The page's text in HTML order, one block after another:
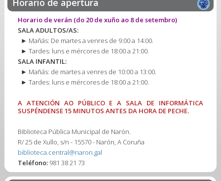
Horario de apertura
Horario de verán (do 20 de xuño ao 8 de setembro)
SALA ADULTOS/AS:
► Mañás: De martes a venres de 9:00 a 14:00.
► Tardes: luns e mércores de 18:00 a 21:00.
SALA INFANTIL:
► Mañás: de martes a venres de 10:00 a 13:00.
► Tardes: luns e mércores de 18:00 a 21:00.
A ATENCIÓN AO PÚBLICO E A SALA DE INFORMÁTICA
SUSPÉNDENSE 15 MINUTOS ANTES DA HORA DE PECHE.
Biblioteca Pública Municipal de Narón.
R/ 25 de Xullo, s/n - 15570 - Narón, A Coruña
biblioteca.central@naron.gal
Teléfono:981 38 21 73